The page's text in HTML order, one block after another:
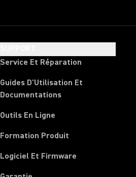
Service Et Réparation
Guides D'Utilisation Et
Documentations
Outils En Ligne
Formation Produit
Logiciel Et Firmware